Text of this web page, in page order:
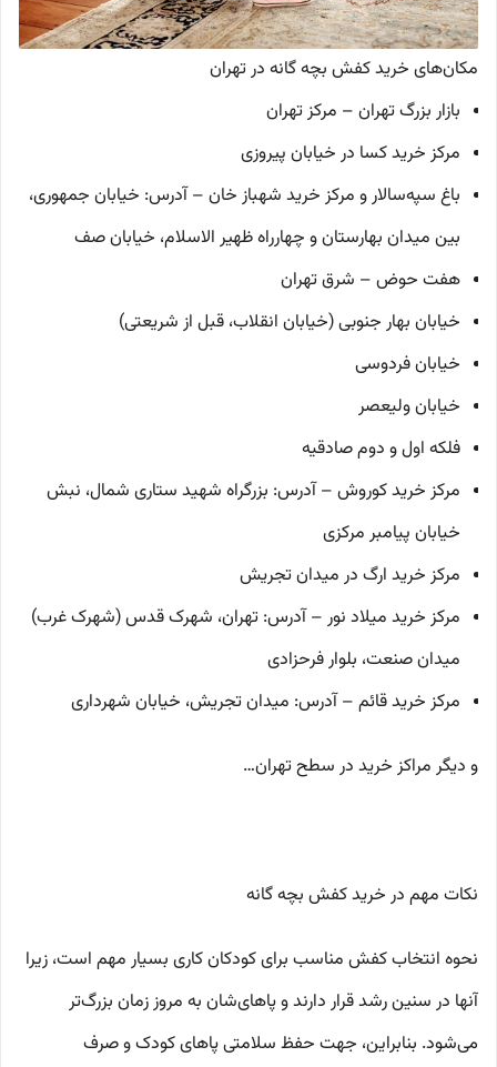
مکان‌های خرید کفش بچه گانه در تهران
بازار بزرگ تهران – مرکز تهران
مرکز خرید کسا در خیابان پیروزی
باغ سپه‌سالار و مرکز خرید شهباز خان – آدرس: خیابان جمهوری،
بین میدان بهارستان و چهارراه ظهیر الاسلام، خیابان صف
هفت حوض – شرق تهران
خیابان بهار جنوبی (خیابان انقلاب، قبل از شریعتی)
خیابان فردوسی
خیابان ولیعصر
فلکه اول و دوم صادقیه
مرکز خرید کوروش – آدرس: بزرگراه شهید ستاری شمال، نبش
خیابان پیامبر مرکزی
مرکز خرید ارگ در میدان تجریش
مرکز خرید میلاد نور – آدرس: تهران، شهرک قدس (شهرک غرب)
میدان صنعت، بلوار فرحزادی
مرکز خرید قائم – آدرس: میدان تجریش، خیابان شهرداری
و دیگر مراکز خرید در سطح تهران…
نکات مهم در خرید کفش بچه گانه
نحوه انتخاب کفش مناسب برای کودکان کاری بسیار مهم است، زیرا
آنها در سنین رشد قرار دارند و پاهای‌شان به مروز زمان بزرگ‌تر
می‌شود. بنابراین، جهت حفظ سلامتی پاهای کودک و صرف